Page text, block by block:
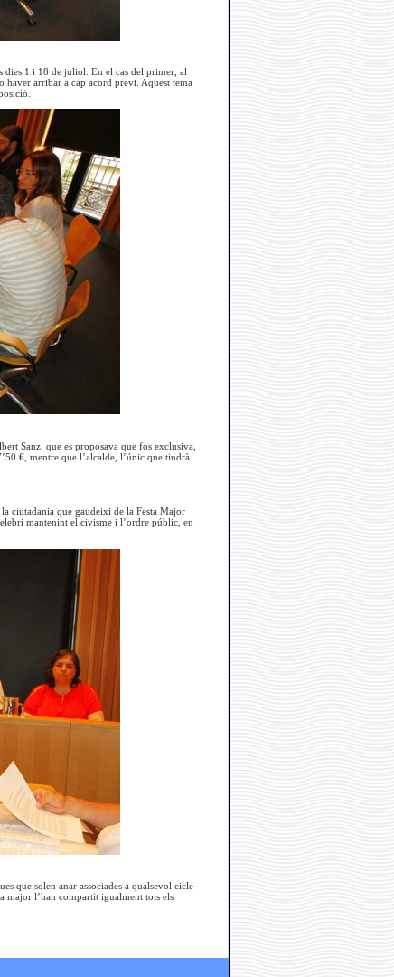
dies 1 i 18 de juliol. En el cas del primer, al
haver arribar a cap acord previ. Aquest tema
Sanz, que es proposava que fos exclusiva,
€, mentre que l’alcalde, l’únic que tindrà
ciutadania que gaudeixi de la Festa Major
mantenint el civisme i l’ordre públic, en
que solen anar associades a qualsevol cicle
major l’han compartit igualment tots els